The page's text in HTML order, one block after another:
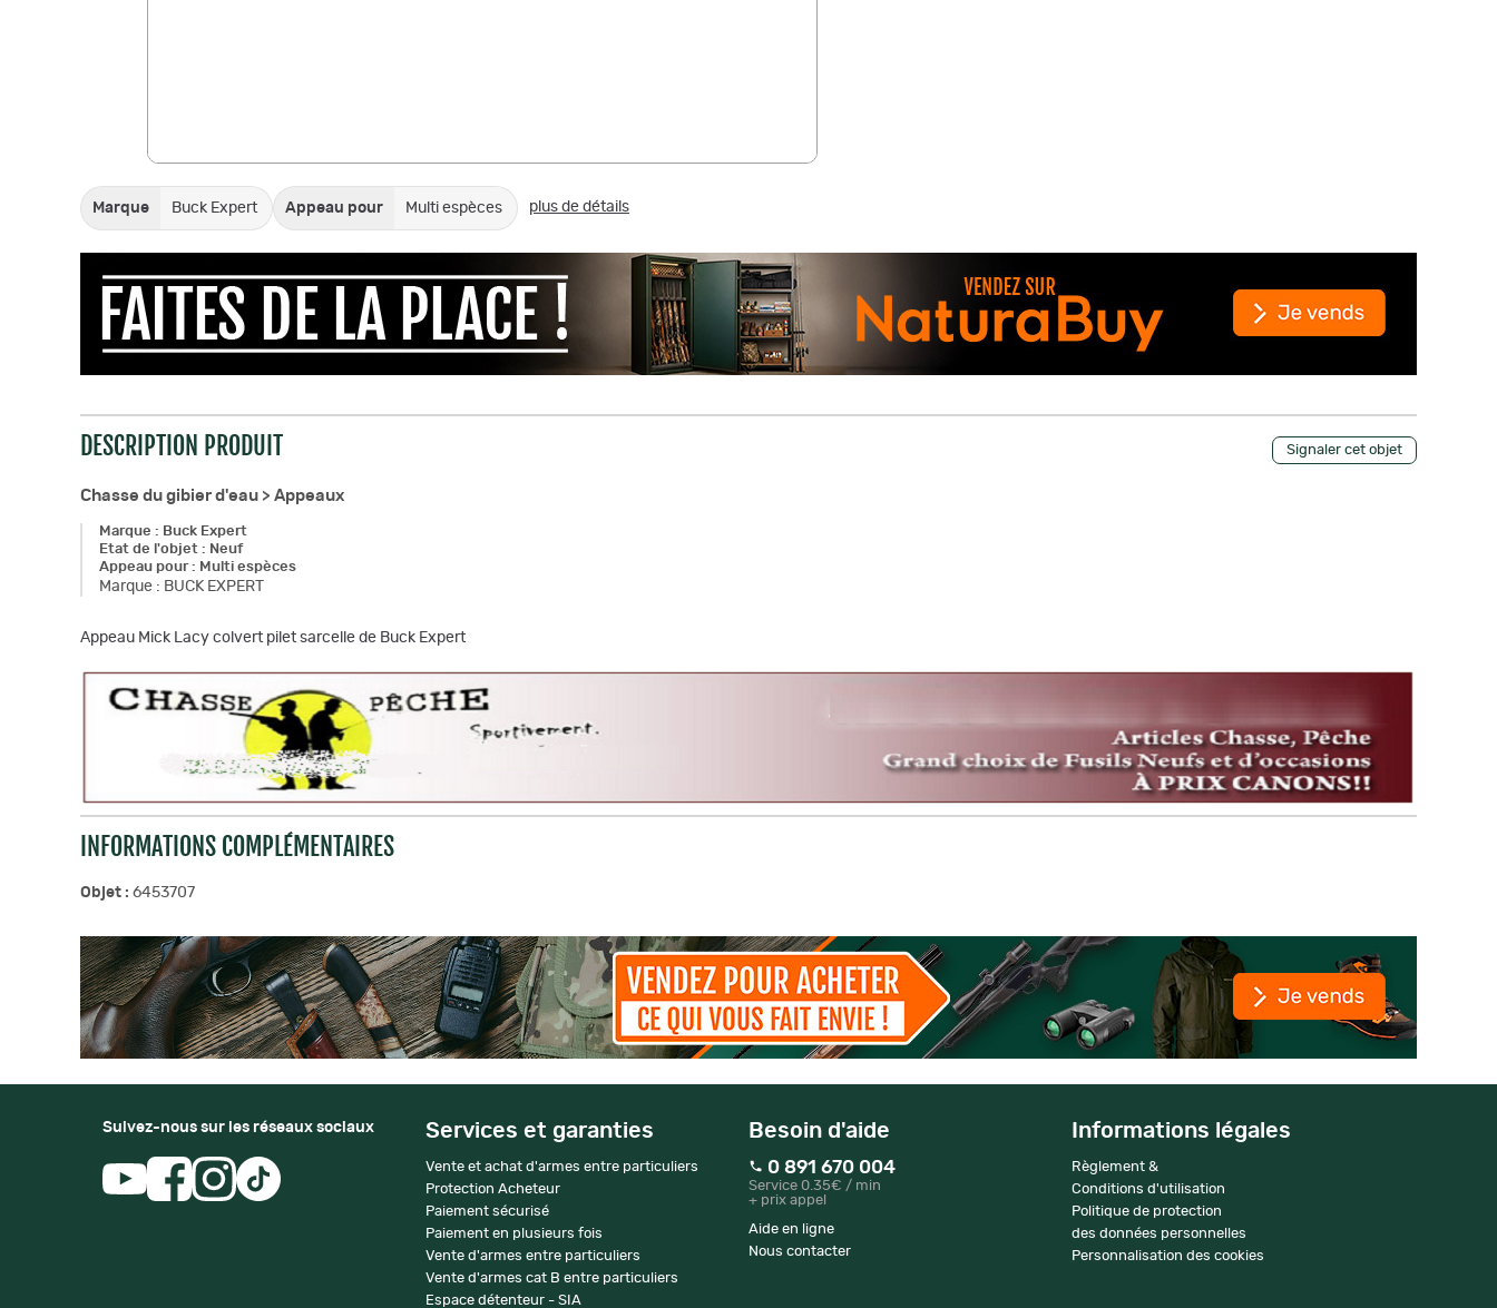
Marque Buck Expert Appeau pour Multi espèces plus de détails
Signaler cet objet
DESCRIPTION PRODUIT
Chasse du gibier d'eau > Appeaux
Marque : Buck Expert
Etat de l'objet : Neuf
Appeau pour: Multi espèces
Marque : BUCK EXPERT
Appeau Mick Lacy colvert pilet sarcelle de Buck Expert
INFORMATIONS COMPLÉMENTAIRES
Objet : 6453707
Suivez-nous sur les réseaux sociaux Services et garanties
Vente et achat d'armes entre particuliers
Protection Acheteur
Paiement sécurisé
Paiement en plusieurs fois
Vente d'armes entre particuliers
Vente d'armes cat B entre particuliers
Espace détenteur - SIA
Besoin d'aide
0 891 670 004
Service 0.35€ / min
+ prix appel
Aide en ligne
Nous contacter
Informations légales
Règlement &
Conditions d'utilisation
Politique de protection
des données personnelles
Personnalisation des cookies